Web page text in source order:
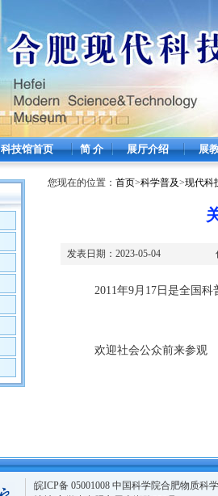
科技馆首页 简 介 展厅介绍 展
您现在的位置： 首页>科学普及>现代科
发表日期： 2023-05-04
2011年9月17日是全国科普
欢迎社会公众前来参观
皖ICP备 05001008 中国科学院合肥物质